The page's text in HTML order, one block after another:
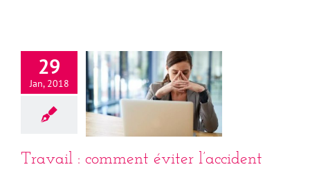
29
Jan, 2018
Travail : comment éviter l’accident